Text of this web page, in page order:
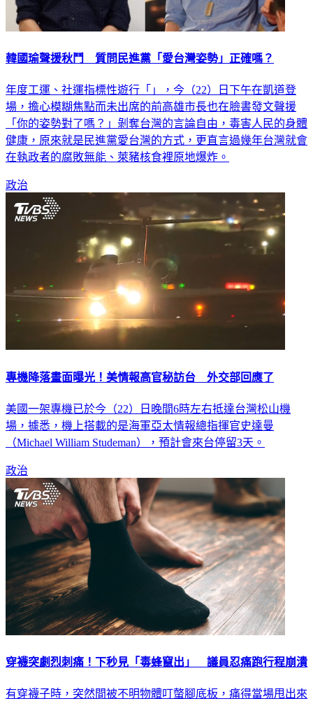
韓國瑜聲援秋鬥 質問民進黨「愛台灣姿勢」正確嗎？
年度工運、社運指標性遊行「」，今（22）日下午在凱道登
場，擔心模糊焦點而未出席的前高雄市長也在臉書發文聲援
「你的姿勢對了嗎？」剝奪台灣的言論自由，毒害人民的身體
健康，原來就是民進黨愛台灣的方式，更直言過幾年台灣就會
在執政者的腐敗無能、萊豬核食裡原地爆炸。
政治
專機降落畫面曝光！美情報高官秘訪台 外交部回應了
美國一架專機已於今（22）日晚間6時左右抵達台灣松山機
場，據悉，機上搭載的是海軍亞太情報總指揮官史達曼
（Michael William Studeman），預計會來台停留3天。
政治
穿襪突劇烈刺痛！下秒見「毒蜂竄出」 議員忍痛跑行程崩潰
有穿襪子時，突然間被不明物體叮螫腳底板，痛得當場甩出來